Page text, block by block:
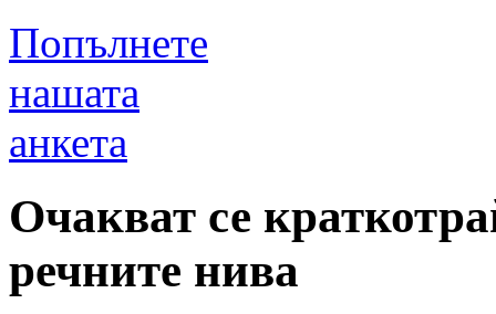
Попълнете
нашата
анкета
Очакват се
речните нива